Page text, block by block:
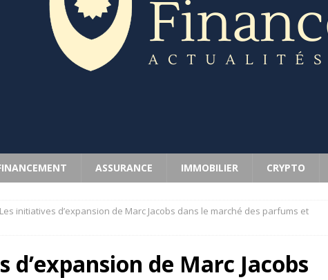
ASSURANCE IMMOBILIER CRYPTO
Les initiatives d’expansion de Marc Jacobs dans le marché des parfums et
d’expansion de Marc Jacobs